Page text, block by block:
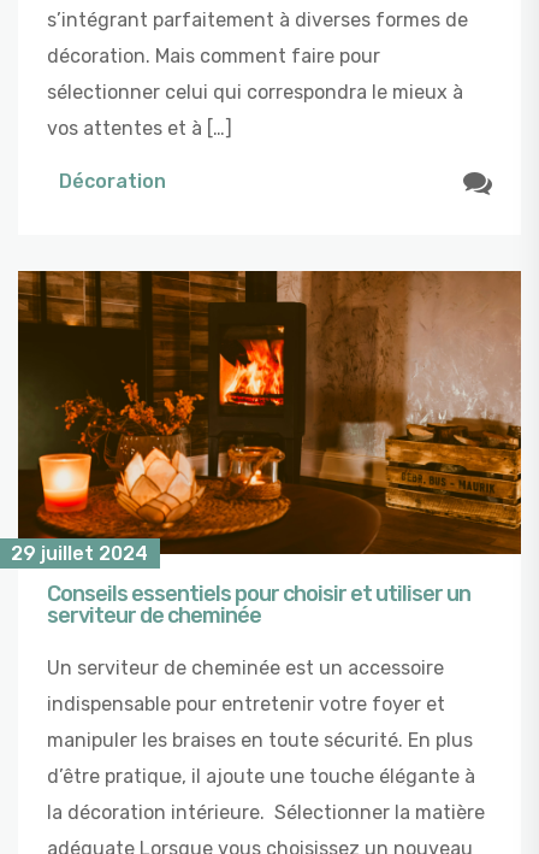
s’intégrant parfaitement à diverses formes de
décoration. Mais comment faire pour
sélectionner celui qui correspondra le mieux à
vos attentes et à […]
Décoration
29 juillet 2024
Conseils essentiels pour choisir et utiliser un
serviteur de cheminée
Un serviteur de cheminée est un accessoire
indispensable pour entretenir votre foyer et
manipuler les braises en toute sécurité. En plus
d’être pratique, il ajoute une touche élégante à
la décoration intérieure. Sélectionner la matière
adéquate Lorsque vous choisissez un nouveau